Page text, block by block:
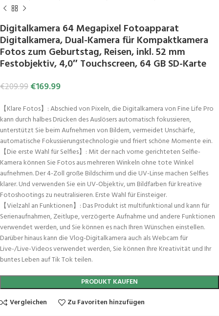
Digitalkamera 64 Megapixel Fotoapparat
Digitalkamera, Dual-Kamera für Kompaktkamera
Fotos zum Geburtstag, Reisen, inkl. 52 mm
Festobjektiv, 4,0″ Touchscreen, 64 GB SD-Karte
€209.99€169.99
【Klare Fotos】: Abschied von Pixeln, die Digitalkamera von Fine Life Pro
kann durch halbes Drücken des Auslösers automatisch fokussieren,
unterstützt Sie beim Aufnehmen von Bildern, vermeidet Unschärfe,
automatische Fokussierungstechnologie und friert schöne Momente ein.
【Die erste Wahl für Selfies】: Mit der nach vorne gerichteten Selfie-
Kamera können Sie Fotos aus mehreren Winkeln ohne tote Winkel
aufnehmen. Der 4-Zoll große Bildschirm und die UV-Linse machen Selfies
klarer. Und verwenden Sie ein UV-Objektiv, um Bildfarben für kreative
Fotoshootings zu neutralisieren. Erste Wahl für Einsteiger.
【Vielzahl an Funktionen】: Das Produkt ist multifunktional und kann für
Serienaufnahmen, Zeitlupe, verzögerte Aufnahme und andere Funktionen
verwendet werden, und Sie können es nach Ihren Wünschen einstellen.
Darüber hinaus kann die Vlog-Digitalkamera auch als Webcam für
Live-/Live-Videos verwendet werden, Sie können Ihre Kreativität und Ihr
buntes Leben auf Tik Tok teilen.
PRODUKT KAUFEN
Vergleichen
Zu Favoriten hinzufügen